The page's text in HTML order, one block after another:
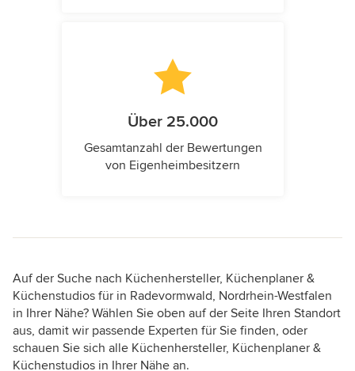
Über 25.000
Gesamtanzahl der Bewertungen
von Eigenheimbesitzern
Auf der Suche nach Küchenhersteller, Küchenplaner &
Küchenstudios für in Radevormwald, Nordrhein-Westfalen
in Ihrer Nähe? Wählen Sie oben auf der Seite Ihren Standort
aus, damit wir passende Experten für Sie finden, oder
schauen Sie sich alle Küchenhersteller, Küchenplaner &
Küchenstudios in Ihrer Nähe an.